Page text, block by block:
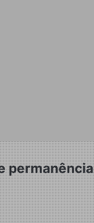
permanência